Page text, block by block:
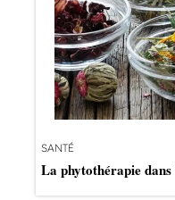
SANTÉ
La phytothérapie